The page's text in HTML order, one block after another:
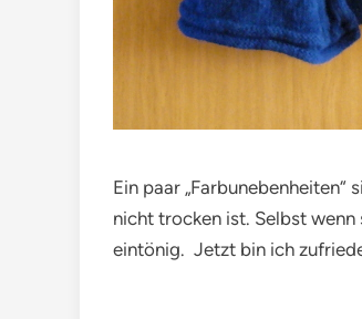
Ein paar
nicht trocken ist. Selbst wenn
eintönig. Jetzt bin ich